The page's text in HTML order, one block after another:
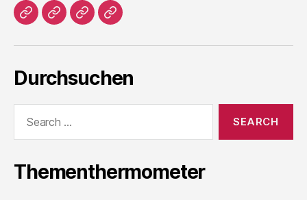
HomeLiteratur
ProsaImpressum
Durchsuchen
Thementhermometer